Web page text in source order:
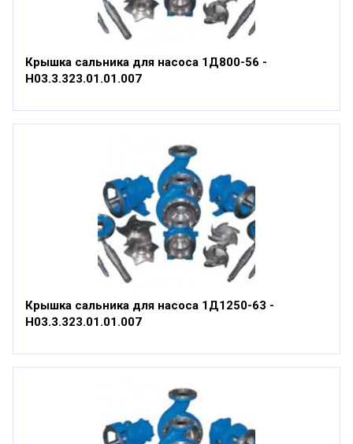
Крышка сальника для насоса 1Д800-56 -
Н03.3.323.01.01.007
Крышка сальника для насоса 1Д1250-63 -
Н03.3.323.01.01.007